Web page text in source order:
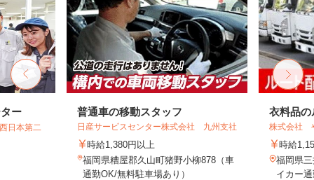
ー
日本第二
普通車の移動スタッフ
日産サービスセンター株式会社 九州支社
時給1,380円以上
福岡県糟屋郡久山町猪野小柳878（車
通勤OK/無料駐車場あり）
衣料品の
株式会社
時給
福岡県
イカー